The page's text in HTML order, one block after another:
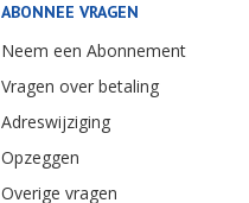
ABONNEE VRAGEN
Neem een Abonnement
Vragen over betaling
Adreswijziging
Opzeggen
Overige vragen